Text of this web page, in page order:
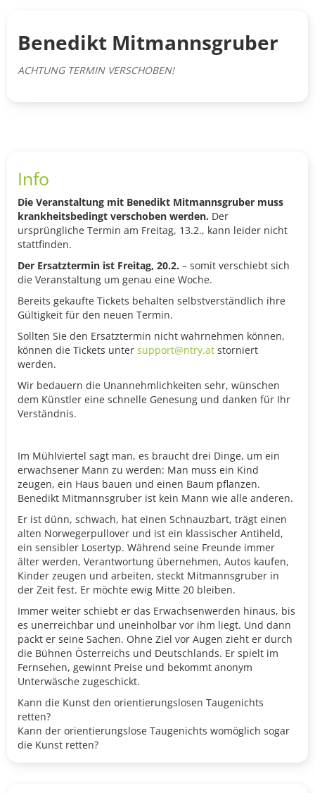
Benedikt Mitmannsgruber
ACHTUNG TERMIN VERSCHOBEN!
Info
Die Veranstaltung mit Benedikt Mitmannsgruber muss
krankheitsbedingt verschoben werden. Der
ursprüngliche Termin am Freitag, 13.2., kann leider nicht
stattfinden.
Der Ersatztermin ist Freitag, 20.2. – somit verschiebt sich
die Veranstaltung um genau eine Woche.
Bereits gekaufte Tickets behalten selbstverständlich ihre
Gültigkeit für den neuen Termin.
Sollten Sie den Ersatztermin nicht wahrnehmen können,
können die Tickets unter support@ntry.at storniert
werden.
Wir bedauern die Unannehmlichkeiten sehr, wünschen
dem Künstler eine schnelle Genesung und danken für Ihr
Verständnis.
Im Mühlviertel sagt man, es braucht drei Dinge, um ein
erwachsener Mann zu werden: Man muss ein Kind
zeugen, ein Haus bauen und einen Baum pflanzen.
Benedikt Mitmannsgruber ist kein Mann wie alle anderen.
Er ist dünn, schwach, hat einen Schnauzbart, trägt einen
alten Norwegerpullover und ist ein klassischer Antiheld,
ein sensibler Losertyp. Während seine Freunde immer
älter werden, Verantwortung übernehmen, Autos kaufen,
Kinder zeugen und arbeiten, steckt Mitmannsgruber in
der Zeit fest. Er möchte ewig Mitte 20 bleiben.
Immer weiter schiebt er das Erwachsenwerden hinaus, bis
es unerreichbar und uneinholbar vor ihm liegt. Und dann
packt er seine Sachen. Ohne Ziel vor Augen zieht er durch
die Bühnen Österreichs und Deutschlands. Er spielt im
Fernsehen, gewinnt Preise und bekommt anonym
Unterwäsche zugeschickt.
Kann die Kunst den orientierungslosen Taugenichts
retten?
Kann der orientierungslose Taugenichts womöglich sogar
die Kunst retten?